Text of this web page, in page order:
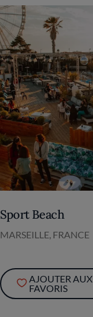
Sport Beach
MARSEILLE, FRANCE
AJOUTER AUX
FAVORIS